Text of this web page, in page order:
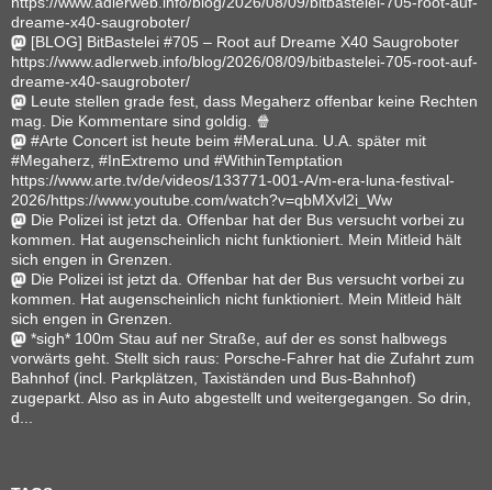
dreame-x40-saugroboter/
[BLOG] BitBastelei #705 – Root auf Dreame X40 Saugroboter
https://www.adlerweb.info/blog/2026/08/09/bitbastelei-705-root-auf-
dreame-x40-saugroboter/
Leute stellen grade fest, dass Megaherz offenbar keine Rechten
mag. Die Kommentare sind goldig. 🍿
#Arte Concert ist heute beim #MeraLuna. U.A. später mit
#Megaherz, #InExtremo und #WithinTemptation
https://www.arte.tv/de/videos/133771-001-A/m-era-luna-festival-
2026/https://www.youtube.com/watch?v=qbMXvl2i_Ww
Die Polizei ist jetzt da. Offenbar hat der Bus versucht vorbei zu
kommen. Hat augenscheinlich nicht funktioniert. Mein Mitleid hält
sich engen in Grenzen.
Die Polizei ist jetzt da. Offenbar hat der Bus versucht vorbei zu
kommen. Hat augenscheinlich nicht funktioniert. Mein Mitleid hält
sich engen in Grenzen.
*sigh* 100m Stau auf ner Straße, auf der es sonst halbwegs
vorwärts geht. Stellt sich raus: Porsche-Fahrer hat die Zufahrt zum
Bahnhof (incl. Parkplätzen, Taxiständen und Bus-Bahnhof)
zugeparkt. Also as in Auto abgestellt und weitergegangen. So drin,
d...